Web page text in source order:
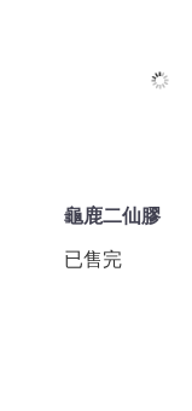
龜鹿二仙膠
已售完